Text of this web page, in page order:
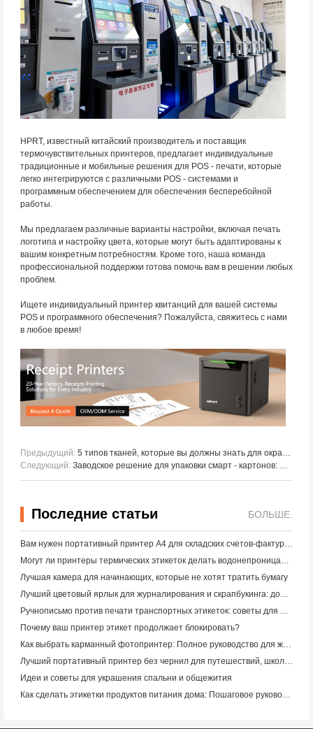
HPRT, известный китайский производитель и поставщик
термочувствительных принтеров, предлагает индивидуальные
традиционные и мобильные решения для POS - печати, которые
легко интегрируются с различными POS - системами и
программным обеспечением для обеспечения бесперебойной
работы.
Мы предлагаем различные варианты настройки, включая печать
логотипа и настройку цвета, которые могут быть адаптированы к
вашим конкретным потребностям. Кроме того, наша команда
профессиональной поддержки готова помочь вам в решении любых
проблем.
Ищете индивидуальный принтер квитанций для вашей системы
POS и программного обеспечения? Пожалуйста, свяжитесь с нами
в любое время!
Предыдущий: 5 типов тканей, которые вы должны знать для окраски сублимированных текстильных принтов
Следующий: Заводское решение для упаковки смарт - картонов: HPRT портативный PDA и портативный принтер для маркировки
Последние статьи БОЛЬШЕ.
Вам нужен портативный принтер A4 для складских счетов-фактур? Что действительно работает
Могут ли принтеры термических этикеток делать водонепроницаемые этикетки для продуктов малого бизнеса?
Лучшая камера для начинающих, которые не хотят тратить бумагу
Лучший цветовый ярлык для журналирования и скрапбукинга: добавьте больше цвета на каждую страницу
Ручнописьмо против печати транспортных этикеток: советы для малого бизнеса в 2026 году
Почему ваш принтер этикет продолжает блокировать?
Как выбрать карманный фотопринтер: Полное руководство для журналистов, путешественников и пользователей iPhone
Лучший портативный принтер без чернил для путешествий, школы и мобильной работы: Hanin MT620 Pro Review
Идеи и советы для украшения спальни и общежития
Как сделать этикетки продуктов питания дома: Пошаговое руководство для малого пищевого бизнеса